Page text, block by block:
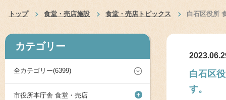
トップ 食堂・売店施設 食堂・売店トピックス 白石区役所
カテゴリー
全カテゴリー(6399)
市役所本庁舎 食堂・売店 +
白石区
す。